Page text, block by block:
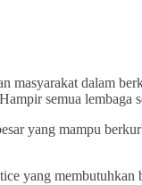
dalam
semua lembaga
yang mampu
yang